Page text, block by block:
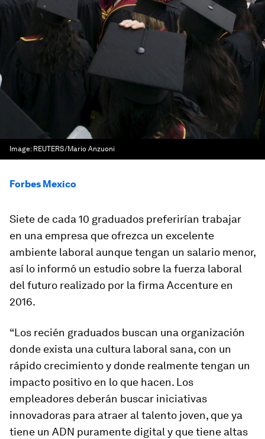
Image: REUTERS/Mario Anzuoni
Forbes Mexico
Siete de cada 10 graduados preferirían trabajar
en una empresa que ofrezca un excelente
ambiente laboral aunque tengan un salario menor,
así lo informó un estudio sobre la fuerza laboral
del futuro realizado por la firma Accenture en
2016.
“Los recién graduados buscan una organización
donde exista una cultura laboral sana, con un
rápido crecimiento y donde realmente tengan un
impacto positivo en lo que hacen. Los
empleadores deberán buscar iniciativas
innovadoras para atraer al talento joven, que ya
tiene un ADN puramente digital y que tiene altas